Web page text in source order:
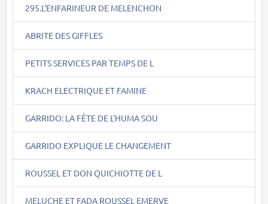
295.L'ENFARINEUR DE MELENCHON
ABRITE DES GIFFLES
PETITS SERVICES PAR TEMPS DE L
KRACH ELECTRIQUE ET FAMINE
GARRIDO: LA FÊTE DE L'HUMA SOU
GARRIDO EXPLIQUE LE CHANGEMENT
ROUSSEL ET DON QUICHIOTTE DE L
MELUCHE ET FADA ROUSSEL EMERVE